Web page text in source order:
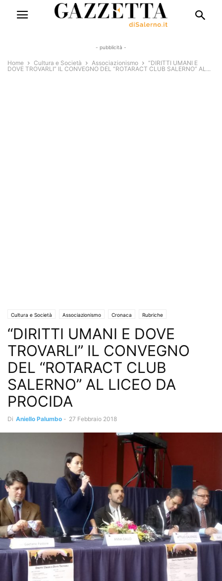
- pubblicità -
Home Cultura e Società Associazionismo
“DIRITTI UMANI E
DOVE TROVARLI” IL CONVEGNO DEL “ROTARACT CLUB SALERNO” AL...
Cultura e Società Associazionismo Cronaca Rubriche
Lo Stivale Positivo Istruzione e Formazione Scuola Uncategorized
“DIRITTI UMANI E DOVE
TROVARLI” IL CONVEGNO
DEL “ROTARACT CLUB
SALERNO” AL LICEO DA
PROCIDA
Di Aniello Palumbo - 27 Febbraio 2018